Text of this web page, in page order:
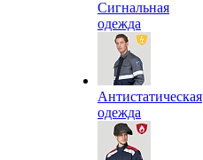
Сигнальная
одежда
Антистатическая
одежда